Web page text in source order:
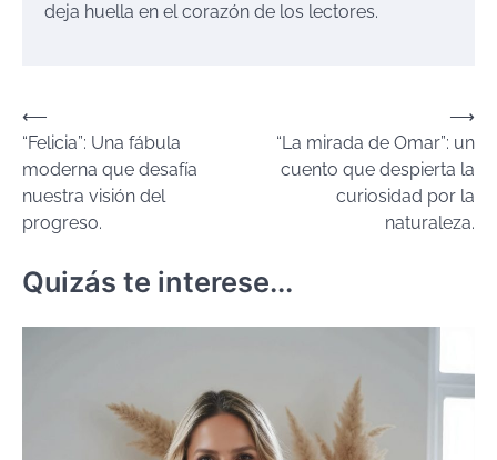
deja huella en el corazón de los lectores.
Navegación
de
entradas
⟵
“Felicia”: Una fábula
moderna que desafía
nuestra visión del
progreso.
“La mirada de Omar”: un
cuento que despierta la
curiosidad por la
naturaleza.
⟶
Quizás te interese...